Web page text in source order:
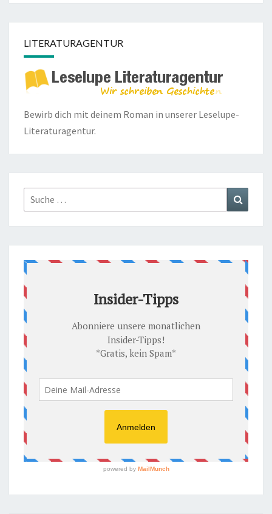
LITERATURAGENTUR
Bewirb dich mit deinem Roman in unserer Leselupe-
Literaturagentur.
Suche
nach: